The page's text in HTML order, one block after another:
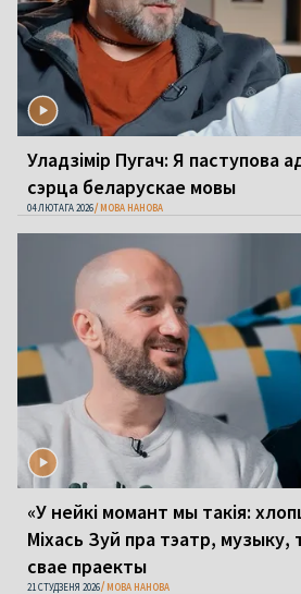
Уладзімір Пугач: Я паступова
сэрца беларускае мовы
04 ЛЮТАГА 2026 МОВА НАНОВА
«У нейкі момант мы такія:
Міхась Зуй пра тэатр,
свае праекты
21 СТУДЗЕНЯ 2026 МОВА НАНОВА